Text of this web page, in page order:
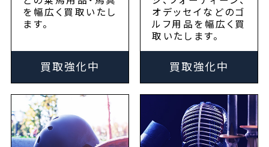
を幅広く買取いたし
ます。
買取強化中
オデッセイなどのゴ
ルフ用品を幅広く買
取いたします。
買取強化中